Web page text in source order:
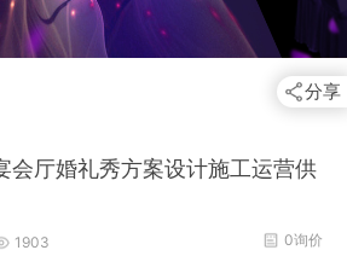
分享
会厅婚礼秀方案设计施工运营供
1903 0询价